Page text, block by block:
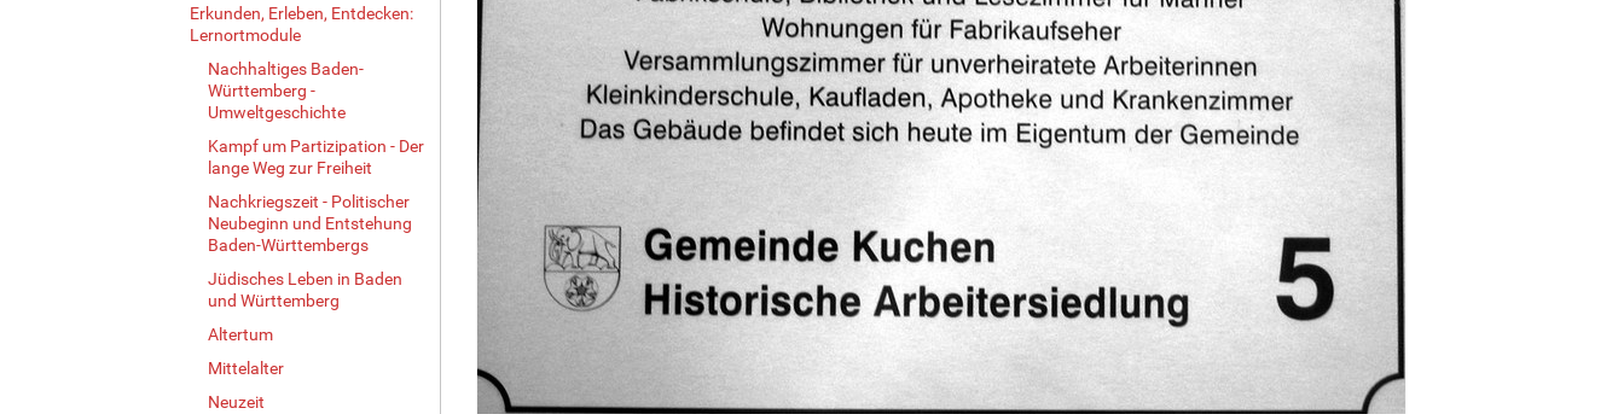
Erkunden, Erleben, Entdecken:
Lernortmodule
Nachhaltiges Baden-
Württemberg -
Umweltgeschichte
Kampf um Partizipation - Der
lange Weg zur Freiheit
Nachkriegszeit - Politischer
Neubeginn und Entstehung
Baden-Württembergs
Jüdisches Leben in Baden
und Württemberg
Altertum
Mittelalter
Neuzeit